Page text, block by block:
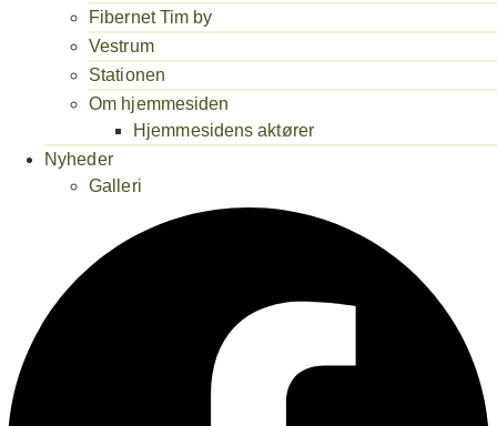
Fibernet Tim by
Vestrum
Stationen
Om hjemmesiden
Hjemmesidens aktører
Nyheder
Galleri